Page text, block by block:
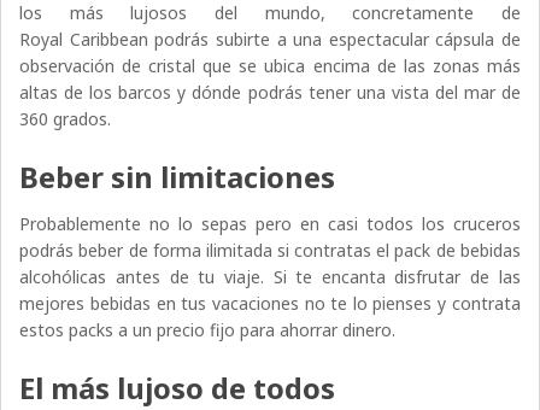
los más lujosos del mundo, concretamente de
Royal Caribbean podrás subirte a una espectacular cápsula de
observación de cristal que se ubica encima de las zonas más
altas de los barcos y dónde podrás tener una vista del mar de
360 grados.
Beber sin limitaciones
Probablemente no lo sepas pero en casi todos los cruceros
podrás beber de forma ilimitada si contratas el pack de bebidas
alcohólicas antes de tu viaje. Si te encanta disfrutar de las
mejores bebidas en tus vacaciones no te lo pienses y contrata
estos packs a un precio fijo para ahorrar dinero.
El más lujoso de todos